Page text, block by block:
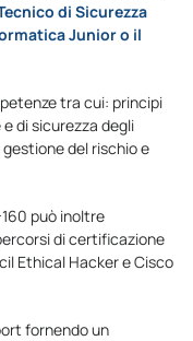
di Sicurezza
Junior o il
tra cui: principi
di sicurezza degli
del rischio e
può inoltre
di certificazione
Ethical Hacker e Cisco
fornendo un